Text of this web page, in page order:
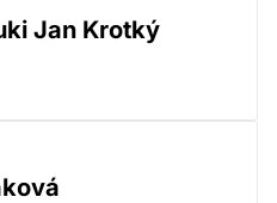
Jan Krotký